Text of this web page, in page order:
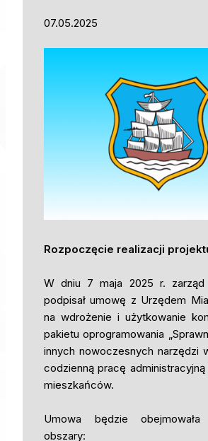
07.05.2025
Rozpoczęcie realizacji
W dniu 7 maja 2025 r. zarząd
podpisał umowę z Urzędem
na wdrożenie i użytkowanie
pakietu oprogramowania
innych nowoczesnych narzędzi
codzienną pracę administracyjną
mieszkańców.
Umowa będzie obejmowała
obszary: